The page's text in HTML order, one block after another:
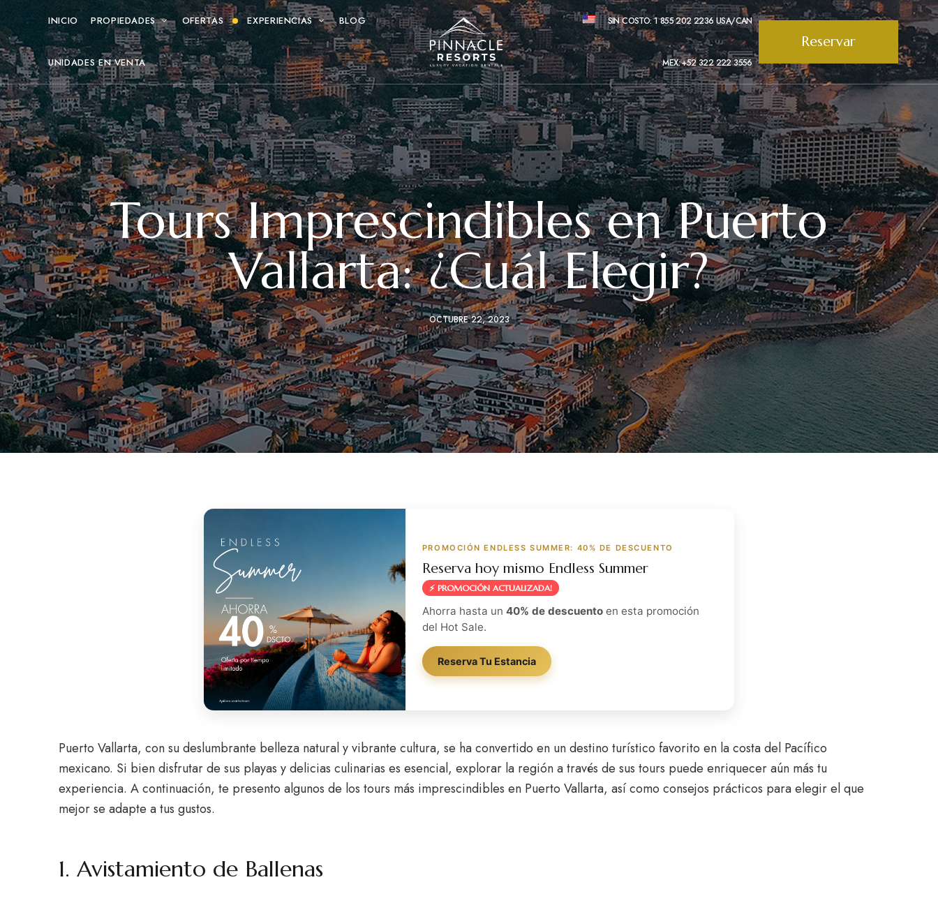
INICIO PROPIEDADES OFERTAS EXPERIENCIAS BLOG
UNIDADES EN VENTA
SIN COSTO: 1 855 202 2236 USA/CAN
MEX: +52 322 222 3556
Reservar
Tours Imprescindibles en Puerto
Vallarta: ¿Cuál Elegir?
OCTUBRE 22, 2023
PROMOCIÓN ENDLESS SUMMER: 40% DE DESCUENTO
Reserva hoy mismo Endless Summer
⚡ PROMOCIÓN ACTUALIZADA!
Ahorra hasta un 40% de descuentoen esta promoción
del Hot Sale.
Reserva Tu Estancia
Puerto Vallarta, con su deslumbrante belleza natural y vibrante cultura, se ha convertido en un destino turístico favorito en la costa del Pacífico
mexicano. Si bien disfrutar de sus playas y delicias culinarias es esencial, explorar la región a través de sus tours puede enriquecer aún más tu
experiencia. A continuación, te presento algunos de los tours más imprescindibles en Puerto Vallarta, así como consejos prácticos para elegir el que
mejor se adapte a tus gustos.
1. Avistamiento de Ballenas